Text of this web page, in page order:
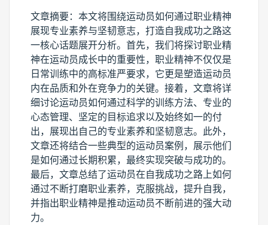
文章摘要：本文将围绕运动员如何通过职业精神
展现专业素养与坚韧意志，打造自我成功之路这
一核心话题展开分析。首先，我们将探讨职业精
神在运动员成长中的重要性，职业精神不仅仅是
日常训练中的高标准严要求，它更是塑造运动员
内在品质和外在竞争力的关键。接着，文章将详
细讨论运动员如何通过科学的训练方法、专业的
心态管理、坚定的目标追求以及始终如一的付
出，展现出自己的专业素养和坚韧意志。此外，
文章还将结合一些典型的运动员案例，展示他们
是如何通过长期积累，最终实现突破与成功的。
最后，文章总结了运动员在自我成功之路上如何
通过不断打磨职业素养，克服挑战，提升自我，
并指出职业精神是推动运动员不断前进的强大动
力。